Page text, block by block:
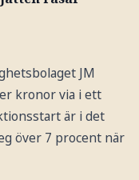
JM
kronor via i ett
är i det
över 7 procent när